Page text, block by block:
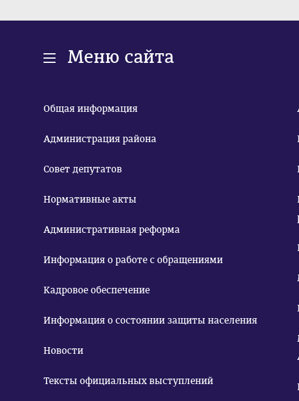
Меню сайта
Общая информация
Администрация района
Совет депутатов
Нормативные акты
Административная реформа
Информация о работе с обращениями
Кадровое обеспечение
Информация о состоянии защиты населения
Новости
Тексты официальных выступлений